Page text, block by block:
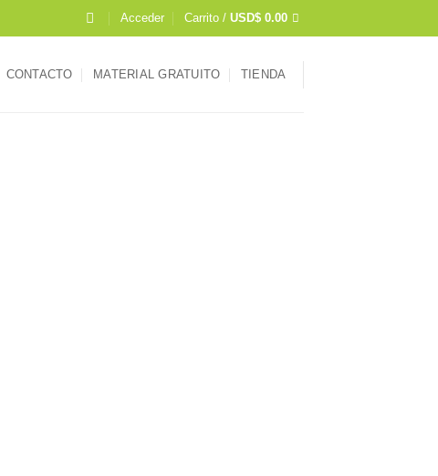
Acceder Carrito /USD$ 0.00
CONTACTO MATERIAL GRATUITO TIENDA